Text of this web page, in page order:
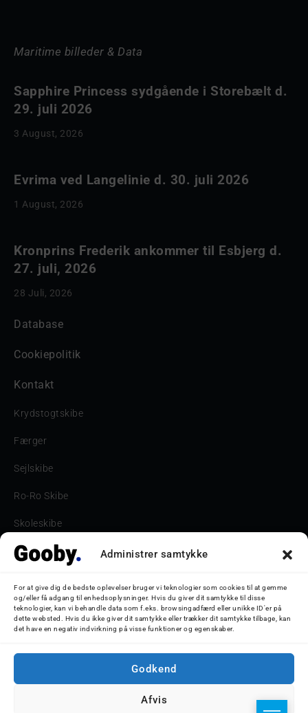
Administrer samtykke
For at give dig de bedste oplevelser bruger vi teknologier som cookies til at gemme
og/eller få adgang til enhedsoplysninger. Hvis du giver dit samtykke til disse
teknologier, kan vi behandle data som f.eks. browsingadfærd eller unikke ID'er på
dette websted. Hvis du ikke giver dit samtykke eller trækker dit samtykke tilbage, kan
det have en negativ indvirkning på visse funktioner og egenskaber.
Godkend
Afvis
Maritime billeder & Data
Sapphire Princess sydgående i Storebælt d.
29. juli 2026
3 August, 2026
Evrima ved Langelinie d. 30. juli 2026
1 August, 2026
Kronprins Frederik ankommer til Esbjerg d.
27. juli, 2026
28 Juli, 2026
Database
Cookiepolitik
Kontakt
Krydstogtskibe
Færger
Sejlskibe
Ro-Ro Skibe
Skoleskibe
Havne & Turbåde samt restaurantionsskibe
Bilskib
Storebæltsbroen